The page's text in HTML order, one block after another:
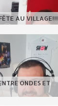
AU VILLAGE!!!
ONDES ET